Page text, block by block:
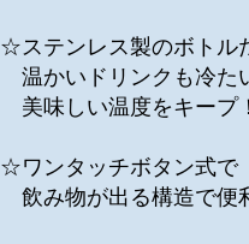
☆ステンレス製のボトル
温かいドリンクも冷た
美味しい温度をキープ
☆ワンタッチボタン式で
飲み物が出る構造で便